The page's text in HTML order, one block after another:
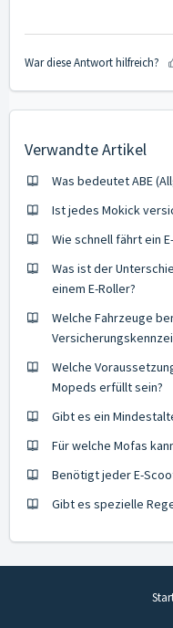
War diese Antwort hilfreich?
Verwandte Artikel
Was bedeutet ABE
Ist jedes Mokick
Wie schnell fährt ein
Was ist der
einem E-Roller?
Welche Fahrzeuge
Welche
Mopeds erfüllt sein?
Gibt es ein
Für welche Mofas
Benötigt jeder E-
Gibt es spezielle